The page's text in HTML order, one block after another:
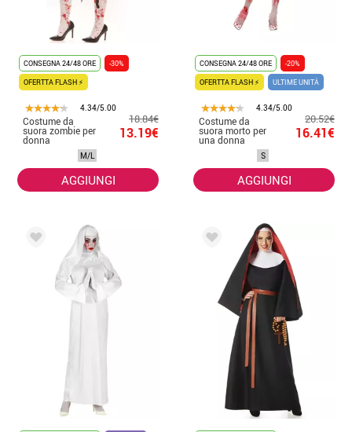
CONSEGNA 24/48 ORE
-30%
OFERTTA FLASH ⚡
4.34/5.00
Costume da
suora zombie per
donna
18.84€
13.19€
M/L
AGGIUNGI
CONSEGNA 24/48 ORE
-20%
OFERTTA FLASH ⚡
ULTIME UNITÀ
4.34/5.00
Costume da
suora morto per
una donna
20.52€
16.41€
S
AGGIUNGI